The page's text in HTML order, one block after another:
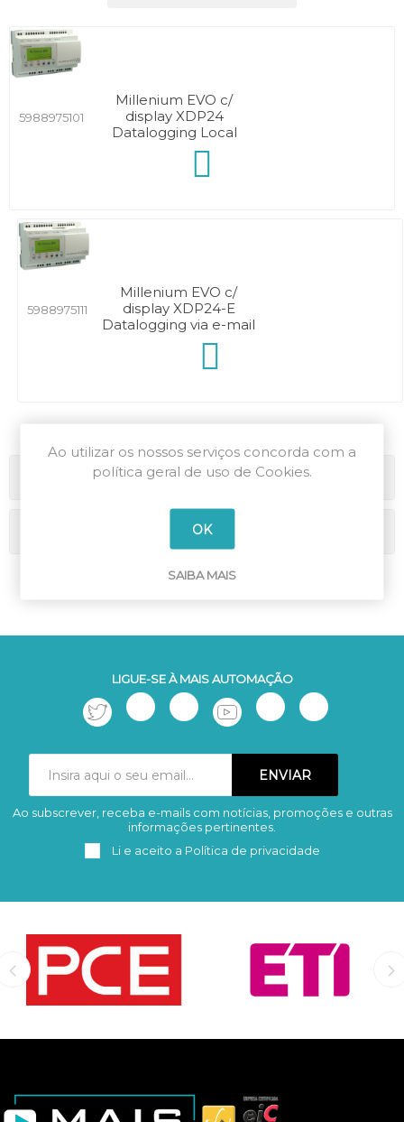
5988975101
Millenium EVO c/
display XDP24
Datalogging Local
5988975111
Millenium EVO c/
display XDP24-E
Datalogging via e-mail
Categorias
LIGUE-SE À MAIS AUTOMAÇÃO
Subscrever Remover
Ao subscrever, receba e-mails com notícias, promoções e outras
informações pertinentes.
Li e aceito a Política de privacidade
Ao utilizar os nossos serviços concorda com a
política geral de uso de Cookies.
OK
SAIBA MAIS